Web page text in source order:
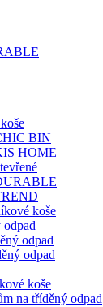
BIN
HOME
koše
odpad
odpad
odpad
koše
na tříděný odpad